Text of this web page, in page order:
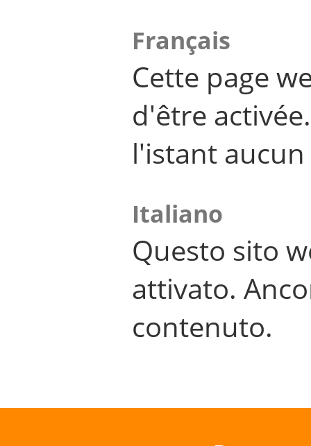
Français
Cette page
d'être
l'istant
Italiano
Questo sito
attivato.
contenuto.